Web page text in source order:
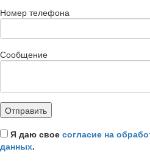
Номер телефона
Сообщение
Я даю свое согласие на
данных.